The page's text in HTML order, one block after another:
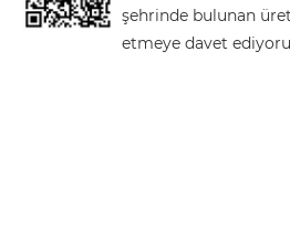
şehrinde bulunan
etmeye davet